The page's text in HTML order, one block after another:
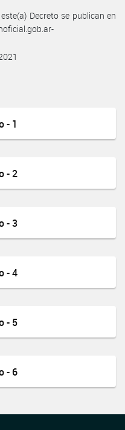
Decreto se publican en
- 1
- 2
- 3
- 4
- 5
- 6